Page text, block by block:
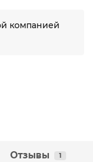
компанией
Отзывы 1